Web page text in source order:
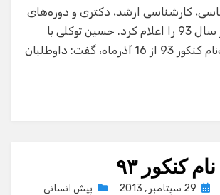
کارشناسی ارشد، دکتری و دوره‌های
فراگیر پیام نور در سال 93 را اعلام کرد. حسین توکلی با
اشاره به آغاز ثبت‌نام کنکور 93 از 16 آذرماه، گفت: داوطلبان
کنکور ٩٣
Posted
29 سپتامبر , 2013 پیش انسانی